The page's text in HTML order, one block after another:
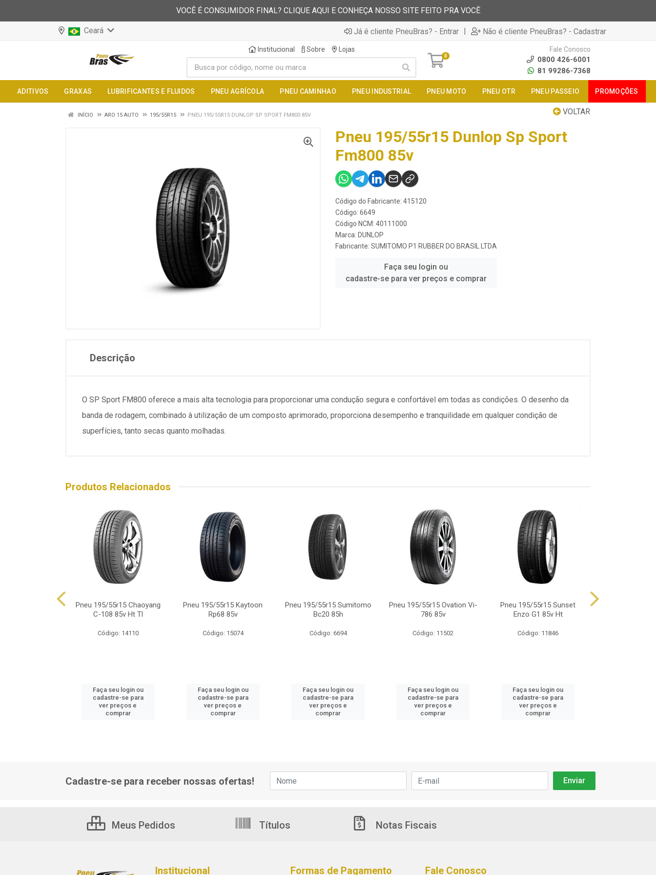
VOCÊ É CONSUMIDOR FINAL? CLIQUE AQUI E CONHEÇA NOSSO SITE FEITO PRA VOCÊ
Ceará Já é cliente PneuBras? - Entrar | Não é cliente PneuBras? - Cadastrar
Institucional Sobre Lojas
0
Fale Conosco
0800 426-6001
81 99286-7368
ADITIVOS GRAXAS LUBRIFICANTES E FLUIDOS PNEU AGRÍCOLA PNEU CAMINHAO PNEU INDUSTRIAL PNEU MOTO PNEU OTR PNEU PASSEIO PROMOÇÕES
VOLTAR
INÍCIO ARO 15 AUTO 195/55R15 PNEU 195/55R15 DUNLOP SP SPORT FM800 85V
Pneu 195/55r15 Dunlop Sp Sport
Fm800 85v
Código do Fabricante: 415120
Código: 6649
Código NCM: 40111000
Marca: DUNLOP
Fabricante: SUMITOMO P1 RUBBER DO BRASIL LTDA
Faça seu login ou
cadastre-se para ver preços e comprar
Descrição
O SP Sport FM800 oferece a mais alta tecnologia para proporcionar uma condução segura e confortável em todas as condições. O desenho da
banda de rodagem, combinado à utilização de um composto aprimorado, proporciona desempenho e tranquilidade em qualquer condição de
superfícies, tanto secas quanto molhadas.
Produtos Relacionados
Pneu 195/55r15 Chaoyang
C-108 85v Ht Tl
Código: 14110
Faça seu login ou
cadastre-se para
ver preços e
comprar
Pneu 195/55r15 Kaytoon
Rp68 85v
Código: 15074
Faça seu login ou
cadastre-se para
ver preços e
comprar
Pneu 195/55r15 Sumitomo
Bc20 85h
Código: 6694
Faça seu login ou
cadastre-se para
ver preços e
comprar
Pneu 195/55r15 Ovation Vi-
786 85v
Código: 11502
Faça seu login ou
cadastre-se para
ver preços e
comprar
Pneu 195/55r15 Sunset
Enzo G1 85v Ht
Código: 11846
Faça seu login ou
cadastre-se para
ver preços e
comprar
Cadastre-se para receber nossas ofertas!
Meus Pedidos Títulos Notas Fiscais
Institucional Formas de Pagamento Fale Conosco